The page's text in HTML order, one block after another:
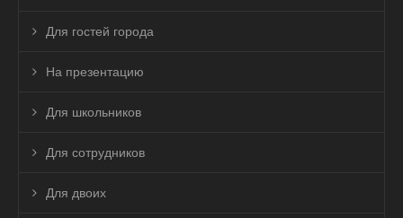
Для гостей города
На презентацию
Для школьников
Для сотрудников
Для двоих